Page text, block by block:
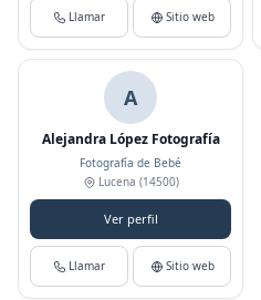
Llamar Sitio web
A
Alejandra López Fotografía
Fotografía de Bebé
Lucena (14500)
Ver perfil
Llamar Sitio web